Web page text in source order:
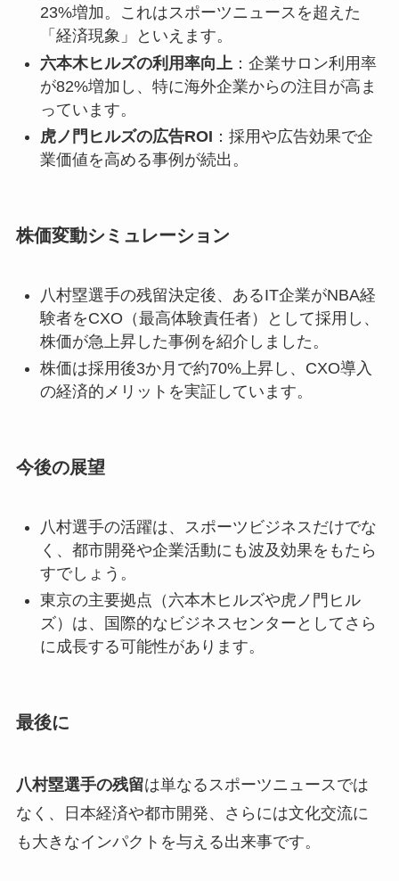
23%増加。これはスポーツニュースを超えた
「経済現象」といえます。
六本木ヒルズの利用率向上 ：企業サロン利用率
が82%増加し、特に海外企業からの注目が高ま
っています。
虎ノ門ヒルズの広告ROI ：採用や広告効果で企
業価値を高める事例が続出。
株価変動シミュレーション
八村塁選手の残留決定後、あるIT企業がNBA経
験者をCXO（最高体験責任者）として採用し、
株価が急上昇した事例を紹介しました。
株価は採用後3か月で約70%上昇し、CXO導入
の経済的メリットを実証しています。
今後の展望
八村選手の活躍は、スポーツビジネスだけでな
く、都市開発や企業活動にも波及効果をもたら
すでしょう。
東京の主要拠点（六本木ヒルズや虎ノ門ヒル
ズ）は、国際的なビジネスセンターとしてさら
に成長する可能性があります。
最後に
八村塁選手の残留は単なるスポーツニュースでは
なく、日本経済や都市開発、さらには文化交流に
も大きなインパクトを与える出来事です。